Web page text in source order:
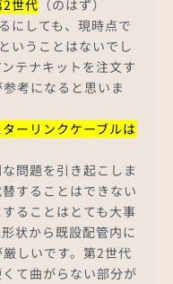
世代 （のはず）
にしても、現時点で
いうことはないでし
テナキットを注文す
考になると思いま
ーリンクケーブルは
問題を引き起こしま
することはできない
ることはとても大事
状から既設配管内に
しいです。第2世代
て曲がらない部分が